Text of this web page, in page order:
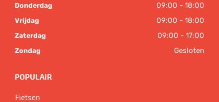
Donderdag 09:00 - 18:00
Vrijdag 09:00 - 18:00
Zaterdag 09:00 - 17:00
Zondag Gesloten
POPULAIR
Fietsen